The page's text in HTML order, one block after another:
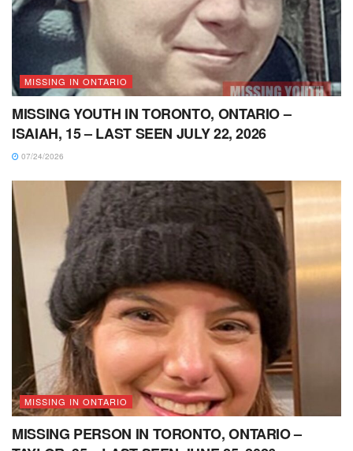
MISSING IN ONTARIO
MISSING YOUTH IN TORONTO, ONTARIO –
ISAIAH, 15 – LAST SEEN JULY 22, 2026
07/24/2026
MISSING IN ONTARIO
MISSING PERSON IN TORONTO, ONTARIO –